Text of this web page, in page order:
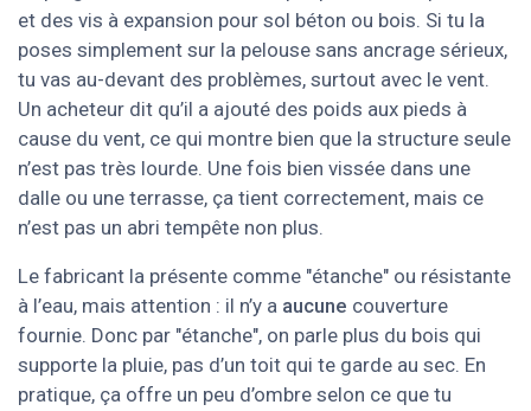
et des vis à expansion pour sol béton ou bois. Si tu la
poses simplement sur la pelouse sans ancrage sérieux,
tu vas au-devant des problèmes, surtout avec le vent.
Un acheteur dit qu’il a ajouté des poids aux pieds à
cause du vent, ce qui montre bien que la structure seule
n’est pas très lourde. Une fois bien vissée dans une
dalle ou une terrasse, ça tient correctement, mais ce
n’est pas un abri tempête non plus.
Le fabricant la présente comme "étanche" ou résistante
à l’eau, mais attention : il n’y a aucune couverture
fournie. Donc par "étanche", on parle plus du bois qui
supporte la pluie, pas d’un toit qui te garde au sec. En
pratique, ça offre un peu d’ombre selon ce que tu